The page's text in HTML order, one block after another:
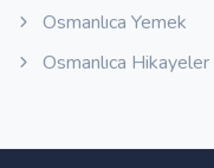
Osmanlıca Yemek
Osmanlıca Hikayeler